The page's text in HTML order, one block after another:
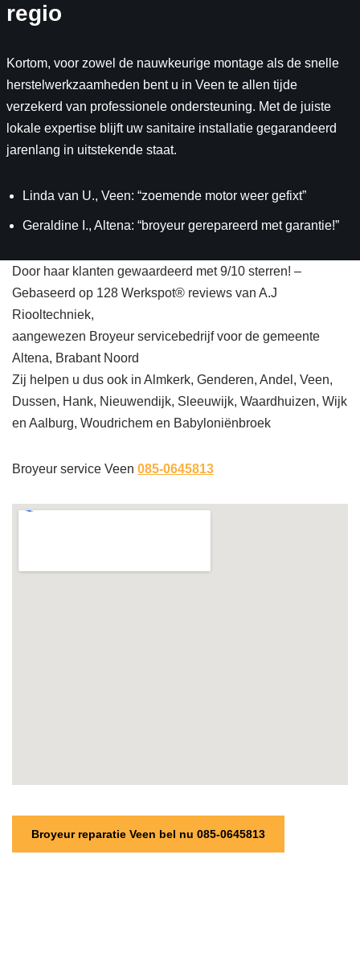
regio
Kortom, voor zowel de nauwkeurige montage als de snelle
herstelwerkzaamheden bent u in Veen te allen tijde
verzekerd van professionele ondersteuning. Met de juiste
lokale expertise blijft uw sanitaire installatie gegarandeerd
jarenlang in uitstekende staat.
Linda van U., Veen: “zoemende motor weer gefixt”
Geraldine I., Altena: “broyeur gerepareerd met garantie!”
Door haar klanten gewaardeerd met 9/10 sterren! –
Gebaseerd op 128 Werkspot® reviews van A.J
Riooltechniek,
aangewezen Broyeur servicebedrijf voor de gemeente
Altena, Brabant Noord
Zij helpen u dus ook in Almkerk, Genderen, Andel, Veen,
Dussen, Hank, Nieuwendijk, Sleeuwijk, Waardhuizen, Wijk
en Aalburg, Woudrichem en Babyloniënbroek
Broyeur service Veen 085-0645813
Broyeur reparatie Veen bel nu 085-0645813